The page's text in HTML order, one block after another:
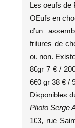
Les oeufs de
OEufs en
d’un
fritures de
ou non.
80gr 7 € /
660 gr 38 € /
Disponibles
Photo Serge
103, rue